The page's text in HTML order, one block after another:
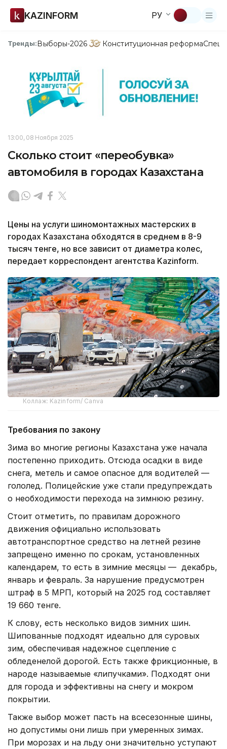
KAZINFORM РУ
Тренды:Выборы-2026 Конституционная реформа
13:00, 08 Ноября 2025
Сколько стоит «переобувка»
автомобиля в городах Казахстана
Цены на услуги шиномонтажных мастерских в
городах Казахстана обходятся в среднем в 8-9
тысяч тенге, но все зависит от диаметра колес,
передает корреспондент агентства Kazinform.
Коллаж: Kazinform/ Canva
Требования по закону
Зима во многие регионы Казахстана уже начала
постепенно приходить. Отсюда осадки в виде
снега, метель и самое опасное для водителей —
гололед. Полицейские уже стали предупреждать
о необходимости перехода на зимнюю резину.
Стоит отметить, по правилам дорожного
движения официально использовать
автотранспортное средство на летней резине
запрещено именно по срокам, установленных
календарем, то есть в зимние месяцы — декабрь,
январь и февраль. За нарушение предусмотрен
штраф в 5 МРП, который на 2025 год составляет
19 660 тенге.
К слову, есть несколько видов зимних шин.
Шипованные подходят идеально для суровых
зим, обеспечивая надежное сцепление с
обледенелой дорогой. Есть также фрикционные, в
народе называемые «липучками». Подходят они
для города и эффективны на снегу и мокром
покрытии.
Также выбор может пасть на всесезонные шины,
но допустимы они лишь при умеренных зимах.
При морозах и на льду они значительно уступают